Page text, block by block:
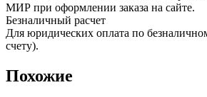
МИР при оформлении заказа на сайте.
Безналичный расчет
Для юридических оплата по
счету).
Похожие